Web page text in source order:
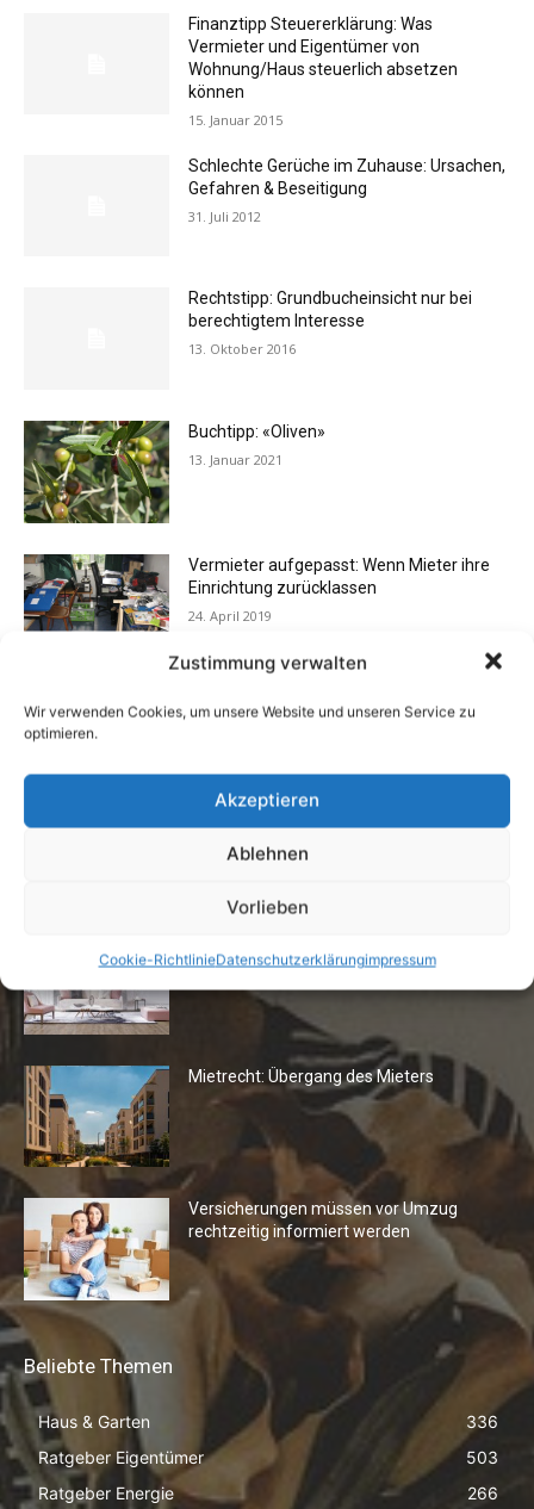
Zustimmung verwalten
Wir verwenden Cookies, um unsere Website und unseren Service zu
optimieren.
Akzeptieren
Ablehnen
Vorlieben
Cookie-RichtlinieDatenschutzerklärungimpressum
Finanztipp Steuererklärung: Was
Vermieter und Eigentümer von
Wohnung/Haus steuerlich absetzen
können
15. Januar 2015
Schlechte Gerüche im Zuhause: Ursachen,
Gefahren & Beseitigung
31. Juli 2012
Rechtstipp: Grundbucheinsicht nur bei
berechtigtem Interesse
13. Oktober 2016
Buchtipp: «Oliven»
13. Januar 2021
Vermieter aufgepasst: Wenn Mieter ihre
Einrichtung zurücklassen
24. April 2019
Wohnzimmer
Mietrecht: Übergang des Mieters
Versicherungen müssen vor Umzug
rechtzeitig informiert werden
Beliebte Themen
Haus & Garten
336
Ratgeber Eigentümer
503
Ratgeber Energie
266